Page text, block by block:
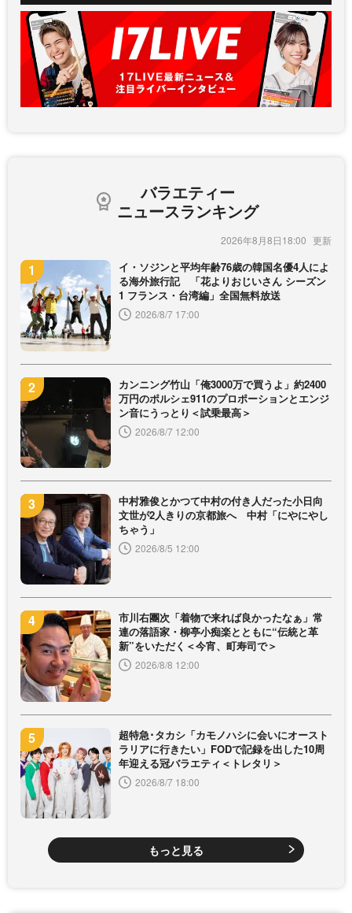
バラエティー
ニュースランキング
2026年8月8日18:00
イ・ソジンと平均年齢76歳の韓国名優4人によ
る海外旅行記 「花よりおじいさん シーズン
1 フランス・台湾編」全国無料放送
2026/8/7 17:00
カンニング竹山「俺3000万で買うよ」約2400
万円のポルシェ911のプロポーションとエンジ
ン音にうっとり＜試乗最高＞
2026/8/7 12:00
中村雅俊とかつて中村の付き人だった小日向
文世が2人きりの京都旅へ 中村「にやにやし
ちゃう」
2026/8/5 12:00
市川右團次「着物で来れば良かったなぁ」常
連の落語家・柳亭小痴楽とともに“伝統と革
新”をいただく＜今宵、町寿司で＞
2026/8/8 12:00
超特急･タカシ「カモノハシに会いにオースト
ラリアに行きたい」FODで記録を出した10周
年迎える冠バラエティ＜トレタリ＞
2026/8/7 18:00
もっと見る